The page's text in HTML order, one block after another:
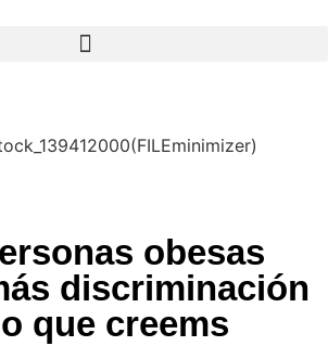
obesas
discriminación
que creems